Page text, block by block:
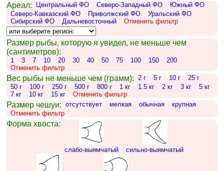
Ареал: Центральный ФО Северо-Западный ФО
Южный ФО
Северо-Кавказский ФО
Приволжский ФО
Уральский ФО
Сибирский ФО
Дальневосточный Отменить фильтр
Размер рыбы, которую я увидел, не меньше чем
(сантиметров):
1 3 7 10 20 30 40 50 75 100 150
200
Отменить фильтр
Вес рыбы не меньше чем (грамм): 2 г 5 г 10 г
25 г
50 г
100 г 250 г 500 г 800 г 1 кг 1.5 кг 2 кг 3 кг
5 кг
7 кг
10 кг 15 кг Отменить фильтр
Размер чешуи: отсутствует мелкая обычная
крупная
Отменить фильтр
Форма хвоста:
слабо-выямчатый сильно-выямчатый